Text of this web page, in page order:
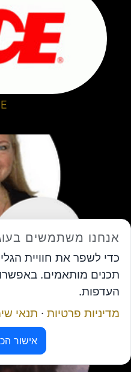
ורד וייסלר גנץ-
אנחנו משתמשים
כדי לשפר את חוויית
תכנים מותאמים.
העדפות.
מדיניות פרטיות · תנאי
אישור